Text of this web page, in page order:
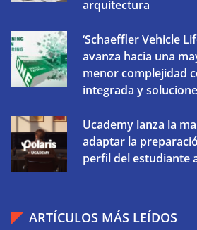
arquitectura
‘Schaeffler Vehicle
avanza hacia una
menor complejidad
integrada y
Ucademy lanza la
adaptar la
perfil del estudiante
ARTÍCULOS MÁS LEÍDOS